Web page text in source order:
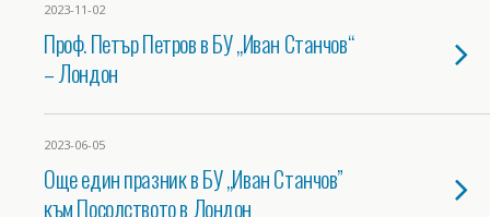
2023-11-02
Проф. Петър Петров в БУ „Иван Станчов“
– Лондон
2023-06-05
Още един празник в БУ „Иван Станчов”
към Посолството в Лондон